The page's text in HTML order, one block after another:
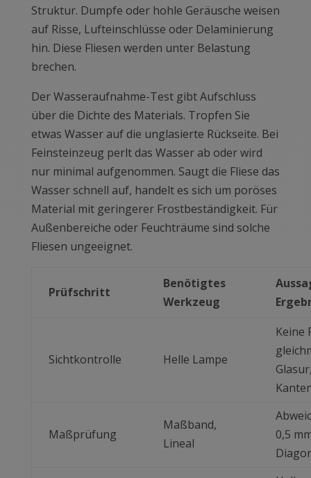
Struktur. Dumpfe oder hohle Geräusche weisen
auf Risse, Lufteinschlüsse oder Delaminierung
hin. Diese Fliesen werden unter Belastung
brechen.
Der Wasseraufnahme-Test gibt Aufschluss
über die Dichte des Materials. Tropfen Sie
etwas Wasser auf die unglasierte Rückseite. Bei
Feinsteinzeug perlt das Wasser ab oder wird
nur minimal aufgenommen. Saugt die Fliese das
Wasser schnell auf, handelt es sich um poröses
Material mit geringerer Frostbeständigkeit. Für
Außenbereiche oder Feuchträume sind solche
Fliesen ungeeignet.
Prüfschritt
Benötigtes
Werkzeug
Sichtkontrolle Helle Lampe
Keine
Maßprüfung
Maßband,
Lineal
0,5